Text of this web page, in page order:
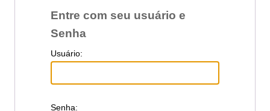
Entre com seu usuário e
Senha
Usuário:
Senha: